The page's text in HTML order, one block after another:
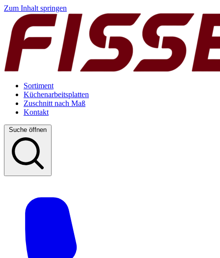
Zum Inhalt springen
Sortiment
Küchenarbeitsplatten
Zuschnitt nach Maß
Kontakt
Suche öffnen